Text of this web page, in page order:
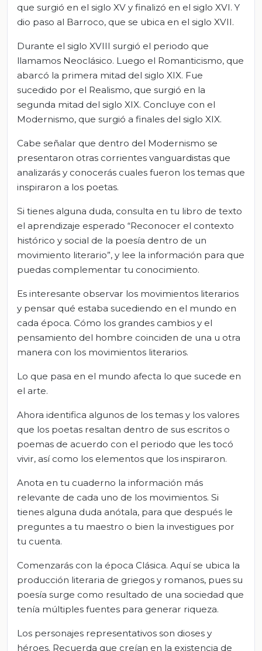
que surgió en el siglo XV y finalizó en el siglo XVI. Y
dio paso al Barroco, que se ubica en el siglo XVII.
Durante el siglo XVIII surgió el periodo que
llamamos Neoclásico. Luego el Romanticismo, que
abarcó la primera mitad del siglo XIX. Fue
sucedido por el Realismo, que surgió en la
segunda mitad del siglo XIX. Concluye con el
Modernismo, que surgió a finales del siglo XIX.
Cabe señalar que dentro del Modernismo se
presentaron otras corrientes vanguardistas que
analizarás y conocerás cuales fueron los temas que
inspiraron a los poetas.
Si tienes alguna duda, consulta en tu libro de texto
el aprendizaje esperado “Reconocer el contexto
histórico y social de la poesía dentro de un
movimiento literario”, y lee la información para que
puedas complementar tu conocimiento.
Es interesante observar los movimientos literarios
y pensar qué estaba sucediendo en el mundo en
cada época. Cómo los grandes cambios y el
pensamiento del hombre coinciden de una u otra
manera con los movimientos literarios.
Lo que pasa en el mundo afecta lo que sucede en
el arte.
Ahora identifica algunos de los temas y los valores
que los poetas resaltan dentro de sus escritos o
poemas de acuerdo con el periodo que les tocó
vivir, así como los elementos que los inspiraron.
Anota en tu cuaderno la información más
relevante de cada uno de los movimientos. Si
tienes alguna duda anótala, para que después le
preguntes a tu maestro o bien la investigues por
tu cuenta.
Comenzarás con la época Clásica. Aquí se ubica la
producción literaria de griegos y romanos, pues su
poesía surge como resultado de una sociedad que
tenía múltiples fuentes para generar riqueza.
Los personajes representativos son dioses y
héroes. Recuerda que creían en la existencia de